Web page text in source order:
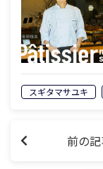
スギタマサユキ
前の